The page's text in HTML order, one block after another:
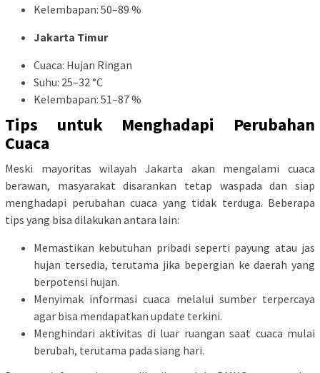
Kelembapan: 50–89 %
Jakarta Timur
Cuaca: Hujan Ringan
Suhu: 25–32 °C
Kelembapan: 51–87 %
Tips untuk Menghadapi Perubahan
Cuaca
Meski mayoritas wilayah Jakarta akan mengalami cuaca
berawan, masyarakat disarankan tetap waspada dan siap
menghadapi perubahan cuaca yang tidak terduga. Beberapa
tips yang bisa dilakukan antara lain:
Memastikan kebutuhan pribadi seperti payung atau jas
hujan tersedia, terutama jika bepergian ke daerah yang
berpotensi hujan.
Menyimak informasi cuaca melalui sumber terpercaya
agar bisa mendapatkan update terkini.
Menghindari aktivitas di luar ruangan saat cuaca mulai
berubah, terutama pada siang hari.